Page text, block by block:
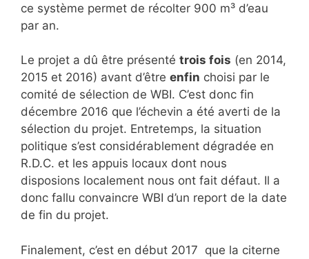
ce système permet de récolter 900 m³ d’eau
par an.
Le projet a dû être présenté trois fois (en 2014,
2015 et 2016) avant d’être enfin choisi par le
comité de sélection de WBI. C’est donc fin
décembre 2016 que l’échevin a été averti de la
sélection du projet. Entretemps, la situation
politique s’est considérablement dégradée en
R.D.C. et les appuis locaux dont nous
disposions localement nous ont fait défaut. Il a
donc fallu convaincre WBI d’un report de la date
de fin du projet.
Finalement, c’est en début 2017 que la citerne